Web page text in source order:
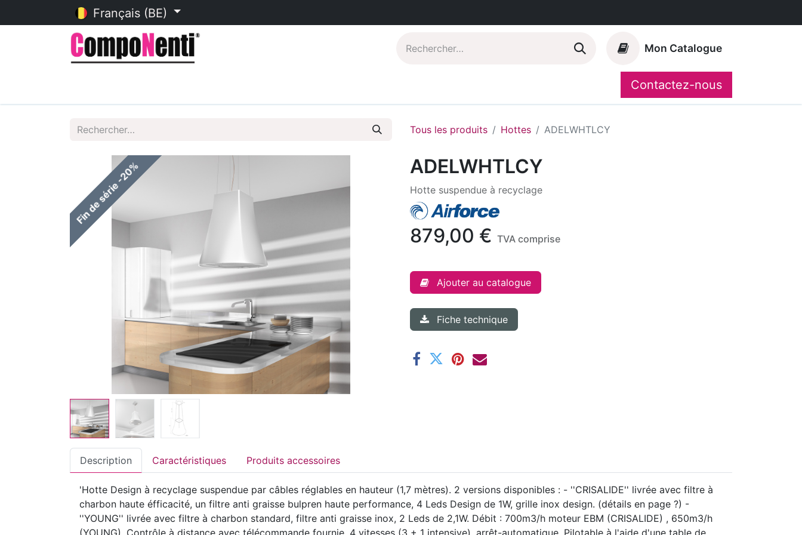
Français (BE)
Mon Catalogue
CompoShop
Contactez-nous
Tous les produits Hottes ADELWHTLCY
Fin de série -20% ADELWHTLCY
Hotte suspendue à recyclage
879,00 € TVA comprise
Ajouter au catalogue
Fiche technique
Description Caractéristiques Produits accessoires
'Hotte Design à recyclage suspendue par câbles réglables en hauteur (1,7 mètres). 2 versions disponibles : - ''CRISALIDE'' livrée avec filtre à
charbon haute éfficacité, un filtre anti graisse bulpren haute performance, 4 Leds Design de 1W, grille inox design. (détails en page ?) -
''YOUNG'' livrée avec filtre à charbon standard, filtre anti graisse inox, 2 Leds de 2,1W. Débit : 700m3/h moteur EBM (CRISALIDE) , 650m3/h
(YOUNG). Contrôle à distance avec télécommande fournie, 4 vitesses (3 + 1 intensive), arrêt-automatique. Pilotable à l'aide d'une table de